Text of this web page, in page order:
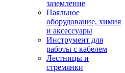
заземление
Паяльное
оборудование, химия
и аксессуары
Инструмент для
работы с кабелем
Лестницы и
стремянки